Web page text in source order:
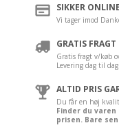
SIKKER
Vi tager imod
GRATIS FRAGT
Gratis fragt v/køb
Levering dag til dag.
ALTID PRIS
Du får en høj
Finder du
prisen. Bare